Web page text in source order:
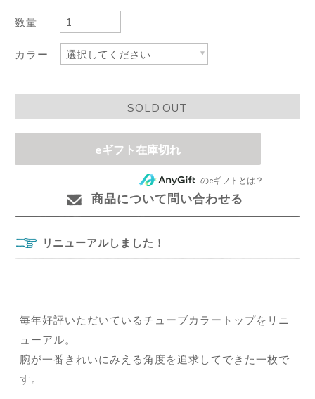
数量
カラー
SOLD OUT
eギフト在庫切れ
のeギフトとは？
商品について問い合わせる
リニューアルしました！
毎年好評いただいているチューブカラートップをリニ
ューアル。
腕が一番きれいにみえる角度を追求してできた一枚で
す。